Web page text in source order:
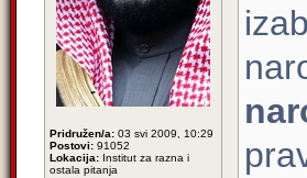
Pridružen/a: 03 svi 2009, 10:29
Postovi: 91052
Lokacija: Institut za razna i
ostala pitanja